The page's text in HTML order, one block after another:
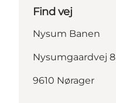
Find vej
Nysum Banen
Nysumgaardvej 8
9610 Nørager